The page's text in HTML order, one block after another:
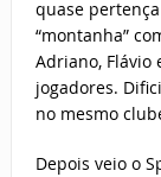
quase
“montanha”
Adriano, Flávio
jogadores.
no mesmo
Depois veio o